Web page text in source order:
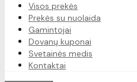
Visos prekės
Prekės su nuolaida
Gamintojai
Dovanų kuponai
Svetainės medis
Kontaktai